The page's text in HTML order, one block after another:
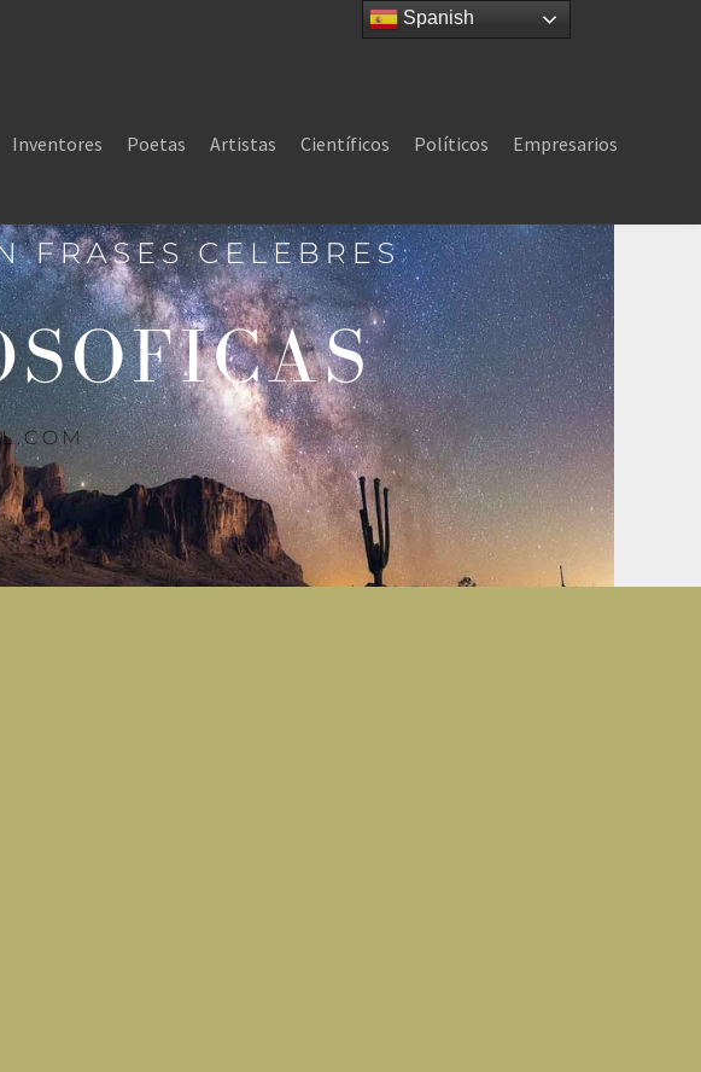
Inventores Poetas Artistas Científicos Políticos
Empresarios
Spanish